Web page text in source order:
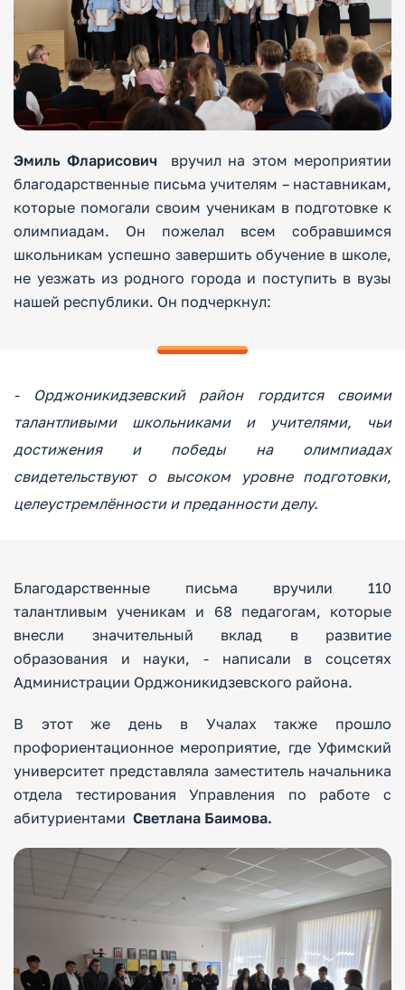
Эмиль Фларисович вручил на этом мероприятии
благодарственные письма учителям – наставникам,
которые помогали своим ученикам в подготовке к
олимпиадам. Он пожелал всем собравшимся
школьникам успешно завершить обучение в школе,
не уезжать из родного города и поступить в вузы
нашей республики. Он подчеркнул:
- Орджоникидзевский район гордится своими
талантливыми школьниками и учителями, чьи
достижения и победы на олимпиадах
свидетельствуют о высоком уровне подготовки,
целеустремлённости и преданности делу.
Благодарственные письма вручили 110
талантливым ученикам и 68 педагогам, которые
внесли значительный вклад в развитие
образования и науки, - написали в соцсетях
Администрации Орджоникидзевского района.
В этот же день в Учалах также прошло
профориентационное мероприятие, где Уфимский
университет представляла заместитель начальника
отдела тестирования Управления по работе с
абитуриентами Светлана Баимова.